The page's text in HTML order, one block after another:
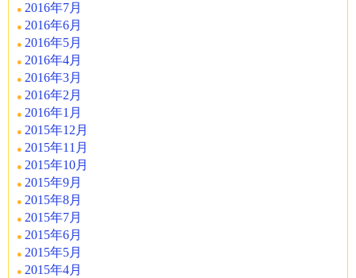
2016年7月
2016年6月
2016年5月
2016年4月
2016年3月
2016年2月
2016年1月
2015年12月
2015年11月
2015年10月
2015年9月
2015年8月
2015年7月
2015年6月
2015年5月
2015年4月